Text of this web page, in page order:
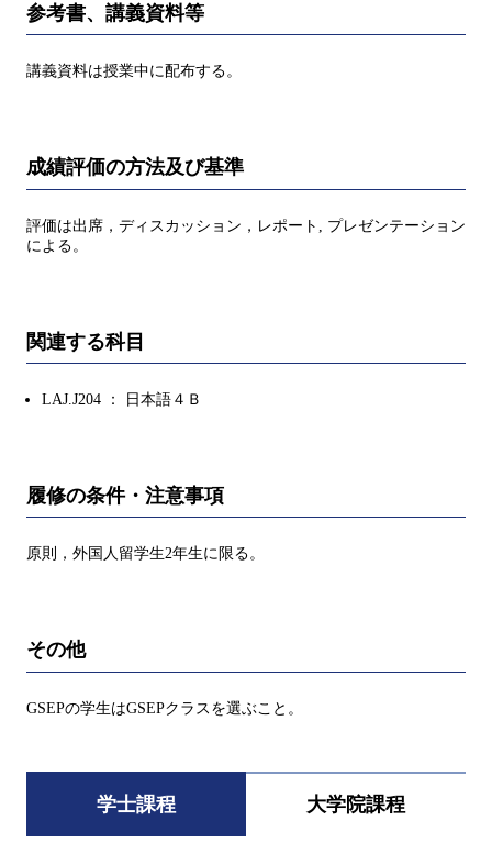
参考書、講義資料等
講義資料は授業中に配布する。
成績評価の方法及び基準
評価は出席，ディスカッション，レポート, プレゼンテーション
による。
関連する科目
LAJ.J204 ： 日本語４Ｂ
履修の条件・注意事項
原則，外国人留学生2年生に限る。
その他
GSEPの学生はGSEPクラスを選ぶこと。
学士課程 大学院課程